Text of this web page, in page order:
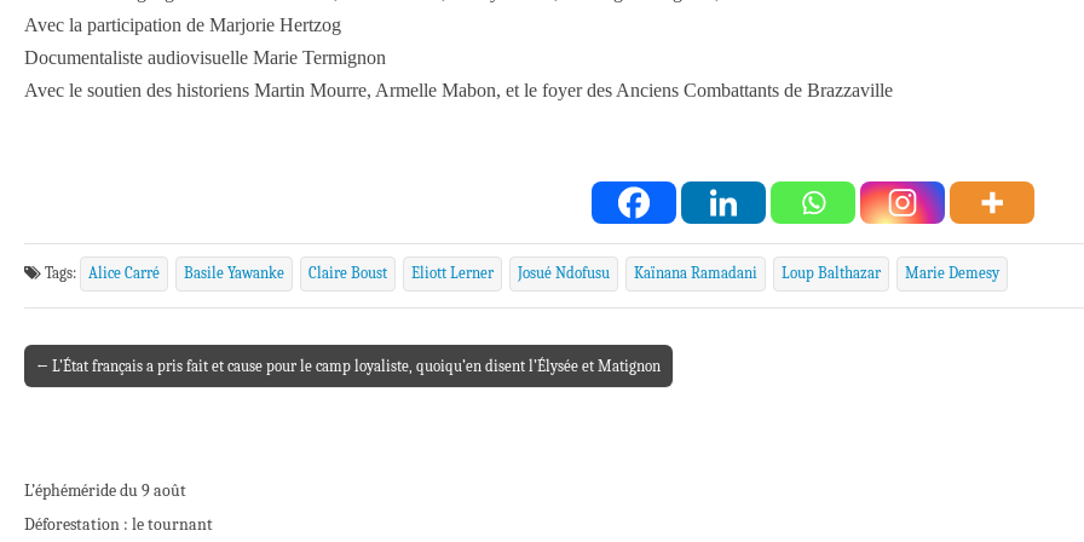
Avec la participation de Marjo­rie Hert­zog
Documentaliste audiovi­suelle Marie Termi­gnon
Avec le soutien des historiens Martin Mourre, Armelle Mabon, et le foyer des Anciens Combat­tants de Braz­za­ville
Tags: Alice Carré Basile Yawanke Claire Boust Eliott Lerner Josué Ndofusu Kaïnana Ramadani Loup Balthazar Marie Demesy
Post navigation
← L’État français a pris fait et cause pour le camp loyaliste, quoiqu’en disent l’Élysée et Matignon
L’éphéméride du 9 août
Déforestation : le tournant